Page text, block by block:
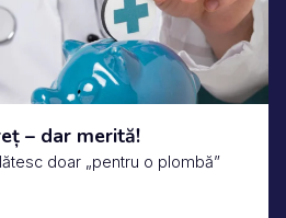
– dar merită!
doar „pentru o plombă”